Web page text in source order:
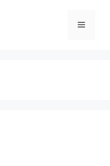
菜